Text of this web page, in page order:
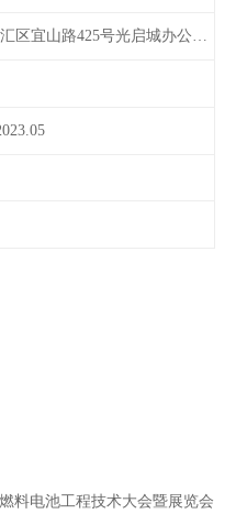
上海市徐汇区宜山路425号光启城办公楼905-907室
料电池工程技术大会暨展览会